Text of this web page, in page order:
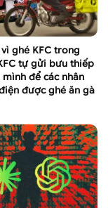
ghé KFC trong
tự gửi bưu thiếp
để các nhân
được ghé ăn gà